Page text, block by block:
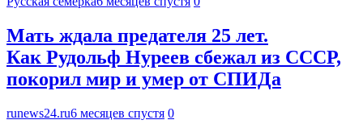
Мать ждала предателя 25 лет.
Как Рудольф Нуреев сбежал из СССР,
покорил мир и умер от СПИДа
runews24.ru6 месяцев спустя 0